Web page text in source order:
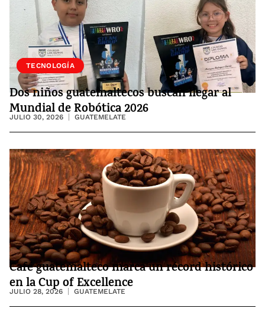
SOCIEDAD
TECNOLOGÍA
Dos niños guatemaltecos buscan llegar al
Mundial de Robótica 2026
JULIO 30, 2026 GUATEMELATE
Café guatemalteco marca un récord histórico
en la Cup of Excellence
JULIO 28, 2026 GUATEMELATE